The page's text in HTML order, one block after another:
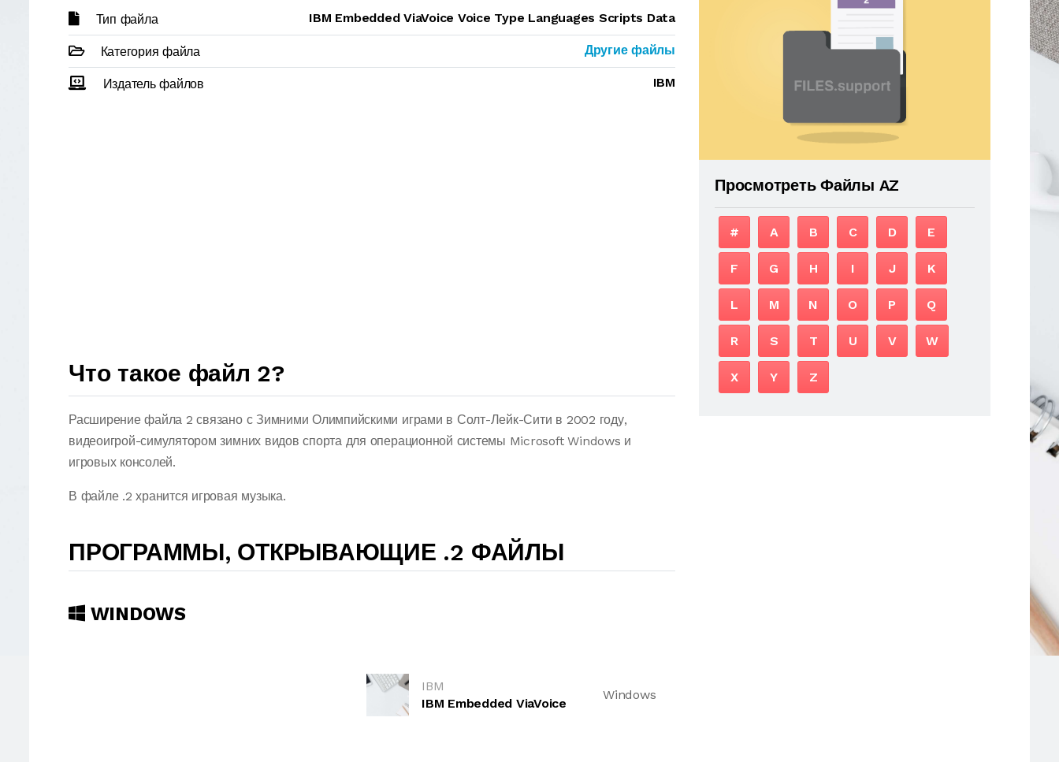
Тип файла IBM Embedded ViaVoice Voice Type Languages Scripts Data
Категория файла Другие файлы
Издатель файлов IBM
Что такое файл 2?
Расширение файла 2 связано с Зимними Олимпийскими играми в Солт-Лейк-Сити в 2002 году,
видеоигрой-симулятором зимних видов спорта для операционной системы Microsoft Windows и
игровых консолей.
В файле .2 хранится игровая музыка.
ПРОГРАММЫ, ОТКРЫВАЮЩИЕ .2 ФАЙЛЫ
WINDOWS
IBM
IBM Embedded ViaVoice
Windows
Просмотреть Файлы AZ
# A B C D E
F G H I J K
L M N O P Q
R S T U V W
X Y Z